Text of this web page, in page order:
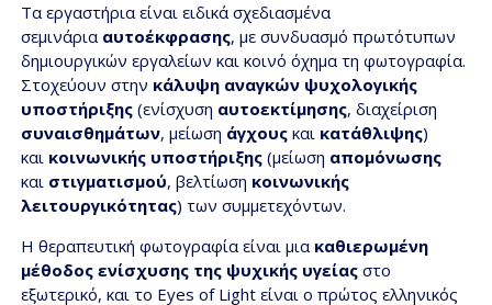
Τα εργαστήρια είναι ειδικά σχεδιασμένα
σεμινάρια αυτοέκφρασης, με συνδυασμό πρωτότυπων
δημιουργικών εργαλείων και κοινό όχημα τη φωτογραφία.
Στοχεύουν στην κάλυψη αναγκών ψυχολογικής
υποστήριξης(ενίσχυση αυτοεκτίμησης, διαχείριση
συναισθημάτων, μείωση άγχους και κατάθλιψης)
και κοινωνικής υποστήριξης (μείωση απομόνωσης
και στιγματισμού, βελτίωση κοινωνικής
λειτουργικότητας) των συμμετεχόντων.
Η θεραπευτική φωτογραφία είναι μια καθιερωμένη
μέθοδος ενίσχυσης της ψυχικής υγείας στο
εξωτερικό, και το Eyes of Light είναι ο πρώτος ελληνικός